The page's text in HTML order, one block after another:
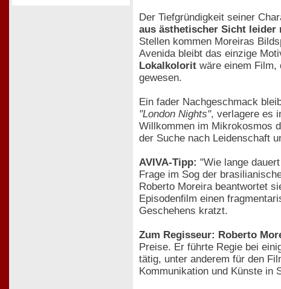
Der Tiefgründigkeit seiner
aus ästhetischer Sicht leider
Stellen kommen Moreiras
Avenida bleibt das einzige
Lokalkolorit wäre einem
gewesen.
Ein fader Nachgeschmack
"London Nights", verlagere es
Willkommen im Mikrokosmos
der Suche nach Leidenschaft
AVIVA-Tipp: "Wie lange
Frage im Sog der
Roberto Moreira beantwortet
Episodenfilm einen
Geschehens kratzt.
Zum Regisseur: Roberto
Preise. Er führte Regie bei
tätig, unter anderem für den
Kommunikation und Künste in